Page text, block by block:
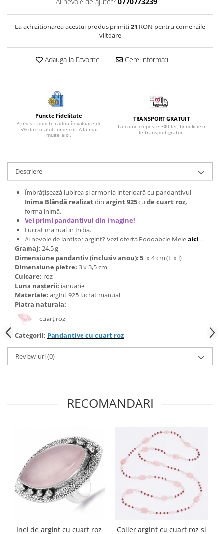
Bijuterii opal
Bijuterii rodocrozit
Bijuterii rubin
Bijuterii safir
Bijuterii smarald
Bijuterii sodalit
Bijuterii spinel
Bijuterii tanzanit
Bijuterii topaz
Bijuterii turcoaz
Bijuterii turmaline
Bijuterii morganit
La achizitionarea acestui produs primiti21 RON pentru comenzile
viitoare
Adauga la Favorite Cere informatii
Puncte Fidelitate
Primesti puncte cadou în valoare de
5% din totalul comenzii. Afla mai
multe aici.
TRANSPORT GRATUIT
La comenzi peste 300 lei, beneficiezi
de transport gratuit.
Descriere
Îmbrățișează iubirea și armonia interioară cu pandantivul
Inima Blândă realizatdin argint 925cu de cuart roz,
forma inimă.
Vei primi pandantivul din imagine!
Lucrat manual in India.
Ai nevoie de lantisor argint? Vezi oferta Podoabele Meleaici .
Gramaj: 24,5 g
Dimensiune pandantiv (inclusiv anou): 5 x 4 cm (L x l)
Dimensiune pietre: 3 x 3,5 cm
Culoare: roz
Luna nașterii: ianuarie
Materiale: argint 925 lucrat manual
Piatra naturala:
cuarț roz
Categorii: Pandantive cu cuart roz
Review-uri(0)
RECOMANDARI
Inel de argint cu cuart roz
Colier argint cu cuart roz si